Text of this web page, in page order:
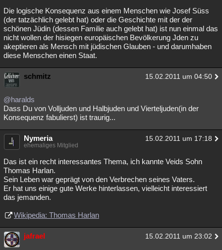
Die logische Konsequenz aus einem Menschen wie Josef Süss
(der tatzächlich gelebt hat) oder die Geschichte mit der der
schönen Jüdin (dessen Familie auch gelebt hat) ist nun einmal das
nicht wollen der hisiegen europäischen Bevölkerung Jden zu
akeptieren als Mensch mit jüdischen Glauben - und darumhaben
diese Menschen einen Staat.
schmitz 15.02.2011 um 04:50
@haralds
Dass Du von Volljuden und Halbjuden und Vierteljuden(in der
Konsequenz fabulierst) ist traurig...
Nymeria 15.02.2011 um 17:18
ehemaliges Mitglied
Das ist ein recht interessantes Thema, ich kannte Veids Sohn
Thomas Harlan.
Sein Leben war geprägt von den Verbrechen seines Vaters.
Er hat uns einige gute Werke hinterlassen, vielleicht interessiert
das jemanden.
Wikipedia: Thomas Harlan
jafrael 15.02.2011 um 23:02